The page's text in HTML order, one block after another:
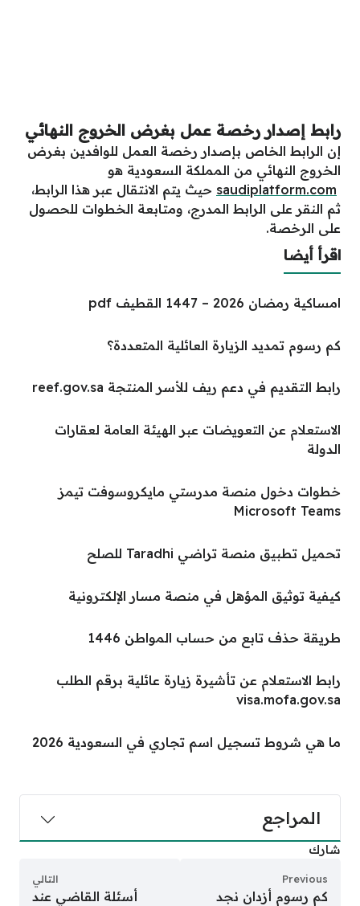
رابط إصدار رخصة عمل بغرض الخروج النهائي
إن الرابط الخاص بإصدار رخصة العمل للوافدين بغرض
الخروج النهائي من المملكة السعودية هو
saudiplatform.com حيث يتم الانتقال عبر هذا الرابط،
ثم النقر على الرابط المدرج، ومتابعة الخطوات للحصول
على الرخصة.
اقرأ أيضا
امساكية رمضان 2026 – 1447 القطيف pdf
كم رسوم تمديد الزيارة العائلية المتعددة؟
رابط التقديم في دعم ريف للأسر المنتجة reef.gov.sa
الاستعلام عن التعويضات عبر الهيئة العامة لعقارات
الدولة
خطوات دخول منصة مدرستي مايكروسوفت تيمز
Microsoft Teams
تحميل تطبيق منصة تراضي Taradhi للصلح
كيفية توثيق المؤهل في منصة مسار الإلكترونية
طريقة حذف تابع من حساب المواطن 1446
رابط الاستعلام عن تأشيرة زيارة عائلية برقم الطلب
visa.mofa.gov.sa
ما هي شروط تسجيل اسم تجاري في السعودية 2026
المراجع
شارك
Previous
كم رسوم أزدان نجد
التالي
أسئلة القاضي عند